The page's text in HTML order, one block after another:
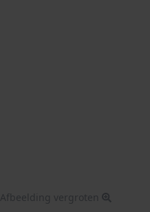
Afbeelding vergroten